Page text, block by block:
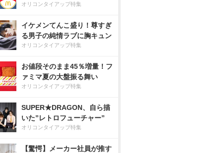
オリコンタイアップ特集
イケメンてんこ盛り！尊すぎ
る男子の純情ラブに胸キュン
オリコンタイアップ特集
お値段そのまま45％増量！フ
ァミマ夏の大盤振る舞い
オリコンタイアップ特集
SUPER★DRAGON、自ら描
いた”レトロフューチャー”
オリコンタイアップ特集
【驚愕】メーカー社員が推す